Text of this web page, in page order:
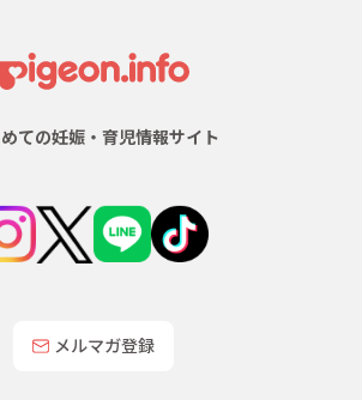
ての妊娠・育児情報サイト
メルマガ登録